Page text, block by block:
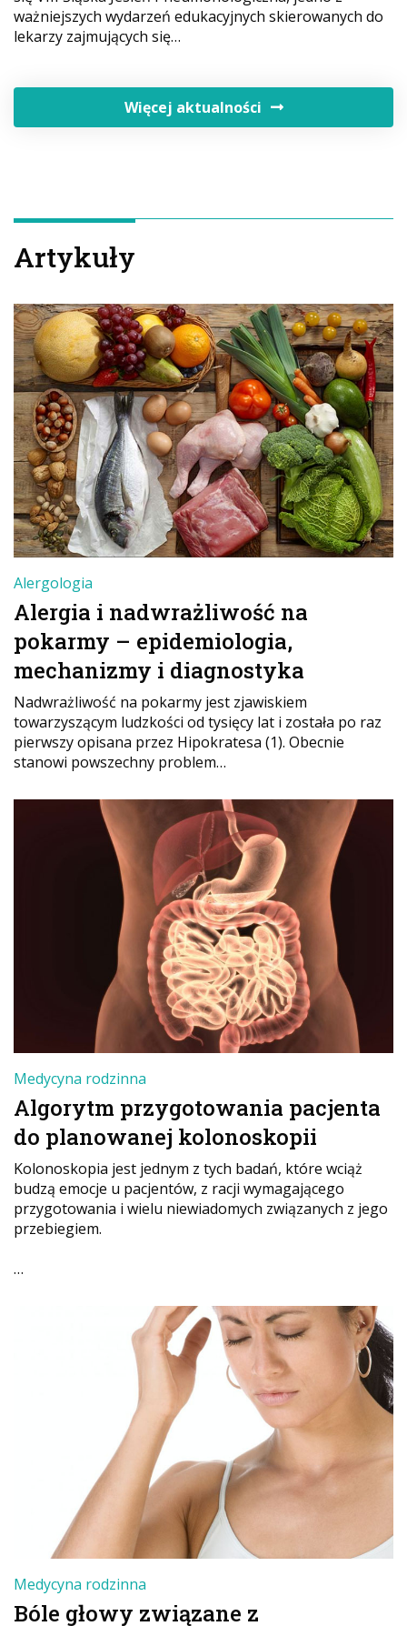
ważniejszych wydarzeń edukacyjnych skierowanych do
lekarzy zajmujących się…
Więcej aktualności
Artykuły
Alergologia
Alergia i nadwrażliwość na
pokarmy – epidemiologia,
mechanizmy i diagnostyka
Nadwrażliwość na pokarmy jest zjawiskiem
towarzyszącym ludzkości od tysięcy lat i została po raz
pierwszy opisana przez Hipokratesa (1). Obecnie
stanowi powszechny problem…
Medycyna rodzinna
Algorytm przygotowania pacjenta
do planowanej kolonoskopii
Kolonoskopia jest jednym z tych badań, które wciąż
budzą emocje u pacjentów, z racji wymagającego
przygotowania i wielu niewiadomych związanych z jego
przebiegiem.
…
Medycyna rodzinna
Bóle głowy związane z